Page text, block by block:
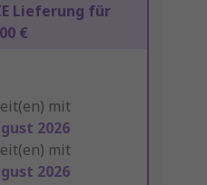
Lieferung für
€
mit
2026
mit
2026